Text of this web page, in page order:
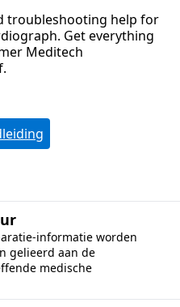
troubleshooting help for
Get everything
Meditech
informatie worden
gelieerd aan de
medische